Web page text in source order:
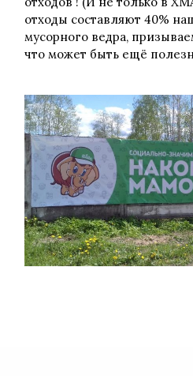
отходы составляют 40%
мусорного ведра,
что может быть ещё